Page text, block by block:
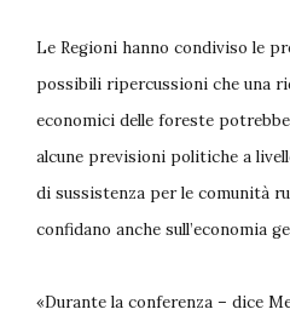
Le Regioni hanno condiviso le
possibili ripercussioni che una
economici delle foreste
alcune previsioni politiche a
di sussistenza per le comunità
confidano anche sull’economia
«Durante la conferenza – dice